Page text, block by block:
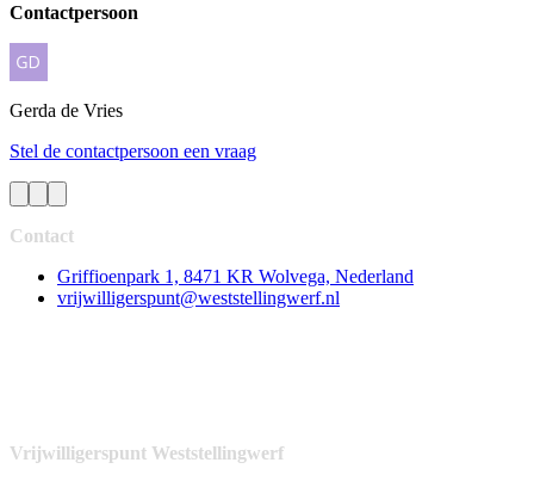
Contactpersoon
Gerda de Vries
Stel de contactpersoon een vraag
Contact
Griffioenpark 1, 8471 KR Wolvega, Nederland
vrijwilligerspunt@weststellingwerf.nl
Vrijwilligerspunt Weststellingwerf